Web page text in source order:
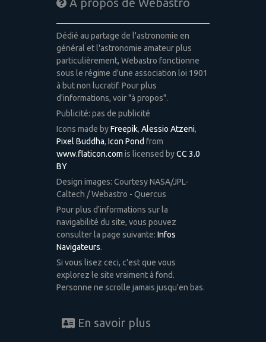
A propos de Webastro
Dédié au partage de l'astronomie en
général et l'astronomie amateur plus
particulièrement, Webastro fonctionne
sous le régime d'une association loi 1901
à but non lucratif. Pour plus
d'informations, voir "à propos".
Publicité: pas de publicité
Icons made byFreepik, Alessio Atzeni,
Pixel Buddha, Icon Pond from
www.flaticon.com is licensed byCC 3.0
BY
Design images: Courtesy NASA/JPL-
Caltech / Webastro - Quercus
Pour plus d'informations sur la
navigabilité du site, vous pouvez
consulter la page suivante: Infos
Navigateurs.
Si vous lisez ceci, c'est que vous
explorez le site vraiment à fond.
Personne ne scrolle jamais jusqu'en bas.
En savoir plus